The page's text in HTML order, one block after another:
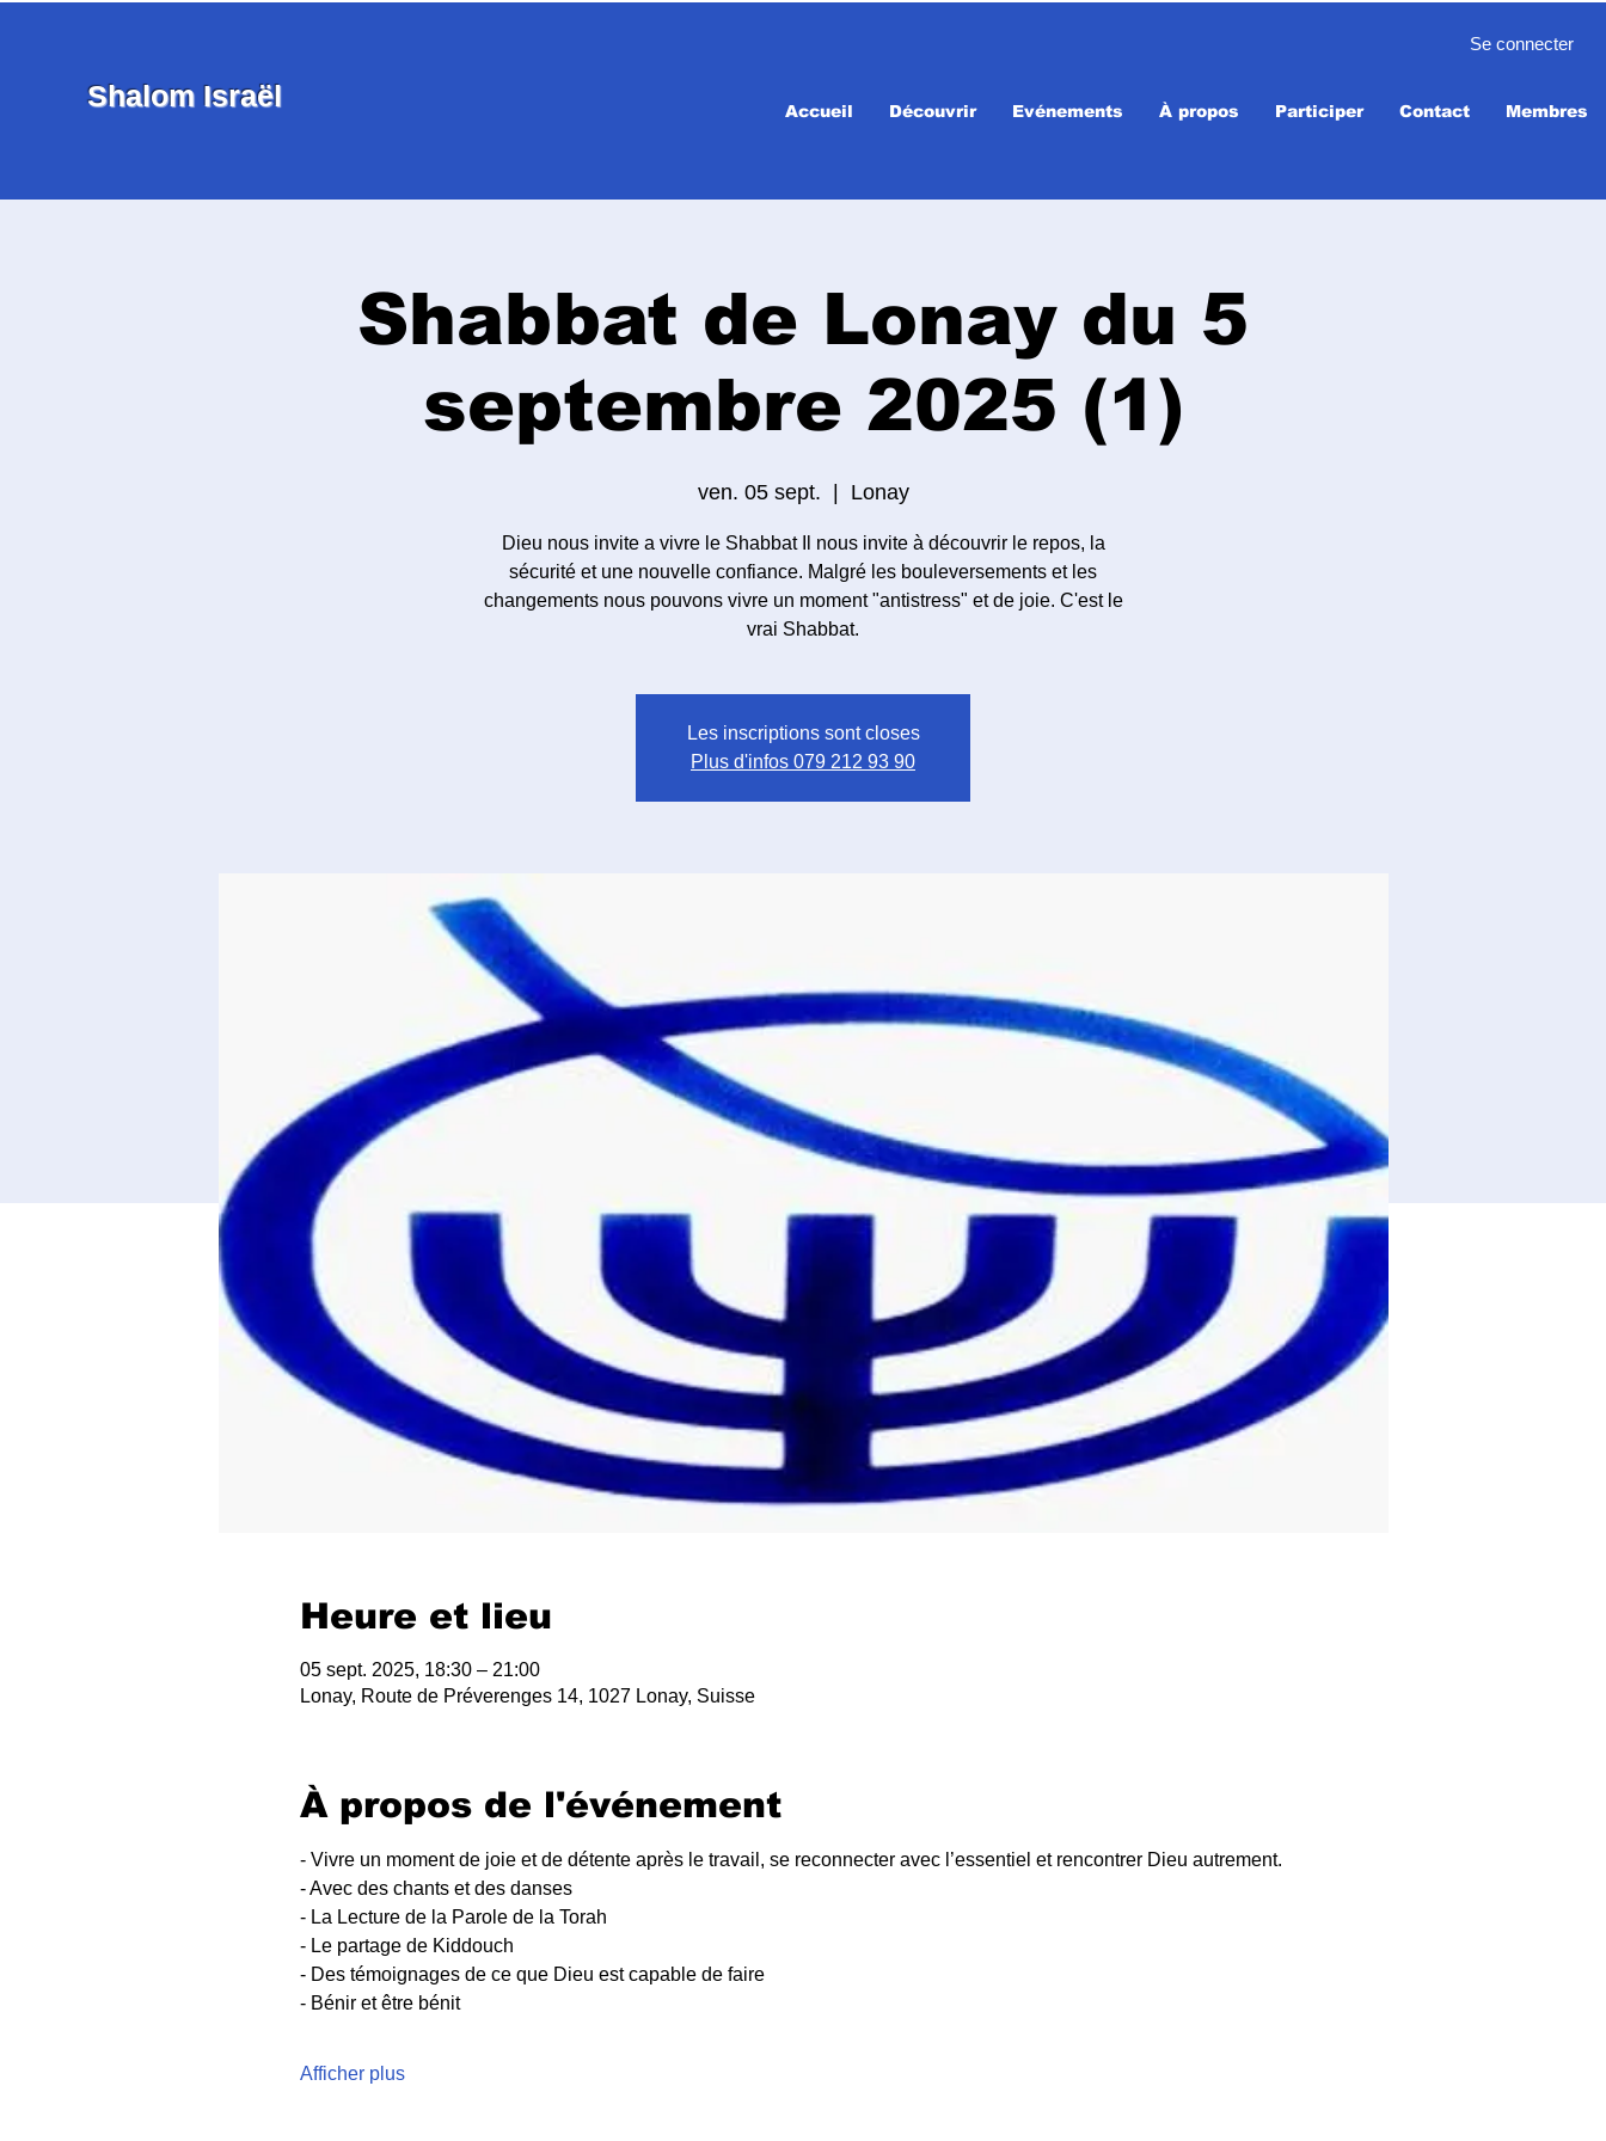
Shalom Israël
Se connecter
Accueil Découvrir Evénements À propos Participer Contact Membres
Shabbat de Lonay du 5
septembre 2025 (1)
ven. 05 sept. Lonay
Dieu nous invite a vivre le Shabbat Il nous invite à découvrir le repos, la
sécurité et une nouvelle confiance. Malgré les bouleversements et les
changements nous pouvons vivre un moment "antistress" et de joie. C'est le
vrai Shabbat.
Les inscriptions sont closes
Plus d'infos 079 212 93 90
Heure et lieu
05 sept. 2025, 18:30 – 21:00
Lonay, Route de Préverenges 14, 1027 Lonay, Suisse
À propos de l'événement
- Vivre un moment de joie et de détente après le travail, se reconnecter avec l’essentiel et rencontrer Dieu autrement.
- Avec des chants et des danses
- La Lecture de la Parole de la Torah
- Le partage de Kiddouch
- Des témoignages de ce que Dieu est capable de faire
- Bénir et être bénit
Afficher plus